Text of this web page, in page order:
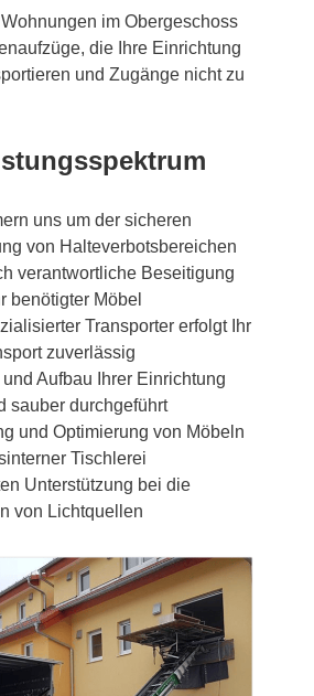
im Obergeschoss
die Ihre Einrichtung
und Zugänge nicht zu
uns um der sicheren
von Halteverbotsbereichen
verantwortliche Beseitigung
benötigter Möbel
Transporter erfolgt Ihr
zuverlässig
und Aufbau Ihrer Einrichtung
sauber durchgeführt
und Optimierung von Möbeln
Tischlerei
Unterstützung bei die
von Lichtquellen